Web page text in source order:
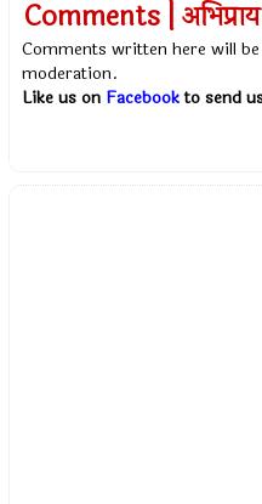
Comments | अभिप्राय
Comments written here will
moderation.
Like us on Facebookto send